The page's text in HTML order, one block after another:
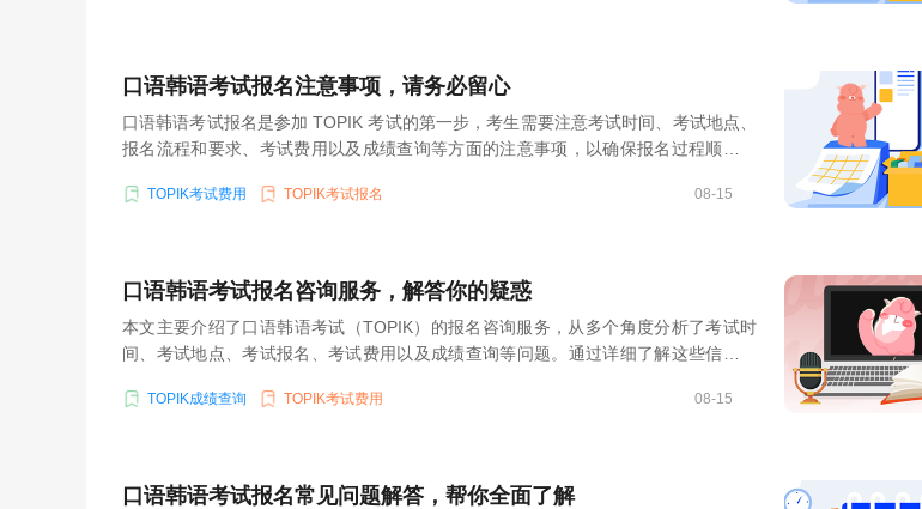
口语韩语考试报名注意事项，请务必留心
口语韩语考试报名是参加 TOPIK 考试的第一步，考生需要注意考试时间、考试地点、
报名流程和要求、考试费用以及成绩查询等方面的注意事项，以确保报名过程顺利无
TOPIK考试费用 TOPIK考试报名 08-15
口语韩语考试报名咨询服务，解答你的疑惑
本文主要介绍了口语韩语考试（TOPIK）的报名咨询服务，从多个角度分析了考试时
间、考试地点、考试报名、考试费用以及成绩查询等问题。通过详细了解这些信息，
TOPIK成绩查询 TOPIK考试费用 08-15
口语韩语考试报名常见问题解答，帮你全面了解